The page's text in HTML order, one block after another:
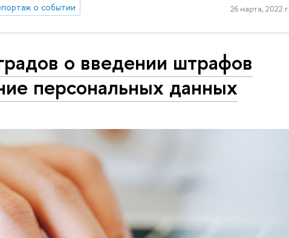
о событии 26 марта, 2022 г.
о введении штрафов
персональных данных